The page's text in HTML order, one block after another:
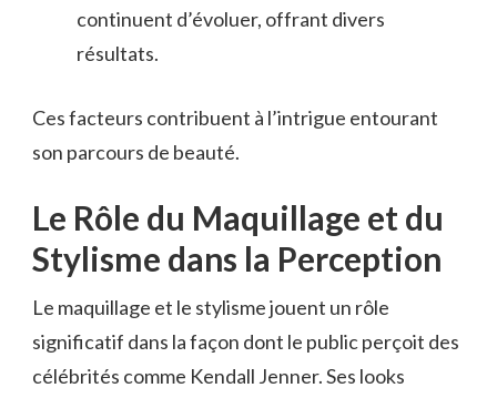
continuent d’évoluer, offrant divers
résultats.
Ces facteurs contribuent à l’intrigue entourant
son parcours de beauté.
Le Rôle du Maquillage et du
Stylisme dans la Perception
Le maquillage et le stylisme jouent un rôle
significatif dans la façon dont le public perçoit des
célébrités comme Kendall Jenner. Ses looks